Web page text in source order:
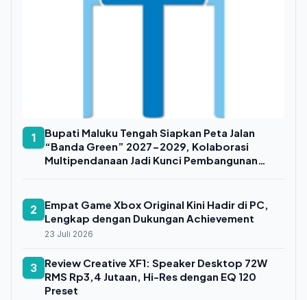
1
Bupati Maluku Tengah Siapkan Peta Jalan
“Banda Green” 2027-2029, Kolaborasi
Multipendanaan Jadi Kunci Pembangunan
2
Empat Game Xbox Original Kini Hadir di PC,
Lengkap dengan Dukungan Achievement
23 Juli 2026
3
Review Creative XF1: Speaker Desktop 72W
RMS Rp3,4 Jutaan, Hi-Res dengan EQ 120
Preset